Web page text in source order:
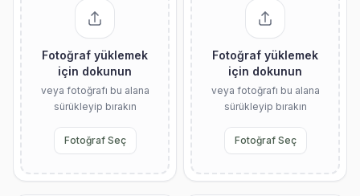
Fotoğraf yüklemek
için dokunun
veya fotoğrafı bu alana
sürükleyip bırakın
Fotoğraf Seç
Fotoğraf yüklemek
için dokunun
veya fotoğrafı bu alana
sürükleyip bırakın
Fotoğraf Seç